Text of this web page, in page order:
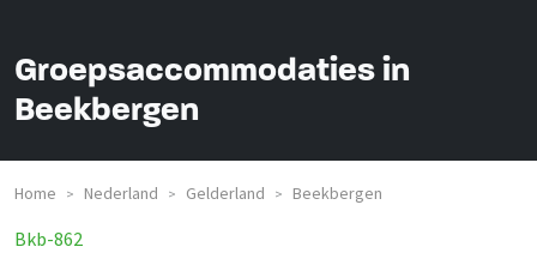
Groepsaccommodaties in
Beekbergen
Home > Nederland > Gelderland > Beekbergen
Bkb-862